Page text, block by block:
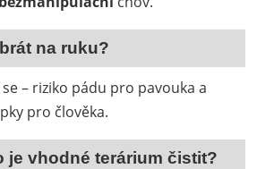
na ruku?
– riziko pádu pro pavouka a
pro člověka.
je vhodné terárium čistit?